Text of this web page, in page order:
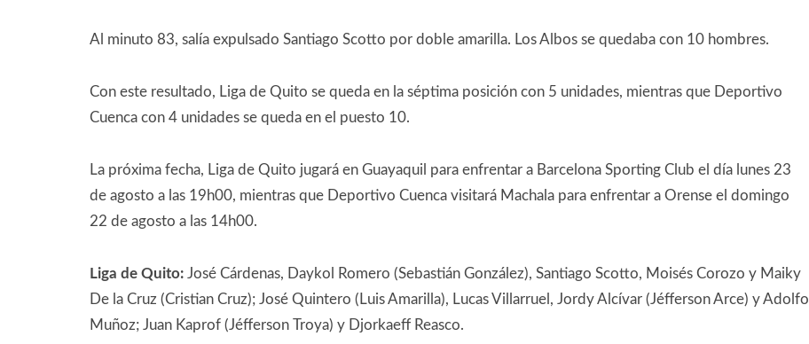
Al minuto 83, salía expulsado Santiago Scotto por doble amarilla. Los Albos se quedaba con 10 hombres.
Con este resultado, Liga de Quito se queda en la séptima posición con 5 unidades, mientras que Deportivo
Cuenca con 4 unidades se queda en el puesto 10.
La próxima fecha, Liga de Quito jugará en Guayaquil para enfrentar a Barcelona Sporting Club el día lunes 23
de agosto a las 19h00, mientras que Deportivo Cuenca visitará Machala para enfrentar a Orense el domingo
22 de agosto a las 14h00.
Liga de Quito:José Cárdenas, Daykol Romero (Sebastián González), Santiago Scotto, Moisés Corozo y Maiky
De la Cruz (Cristian Cruz); José Quintero (Luis Amarilla), Lucas Villarruel, Jordy Alcívar (Jéfferson Arce) y Adolfo
Muñoz; Juan Kaprof (Jéfferson Troya) y Djorkaeff Reasco.